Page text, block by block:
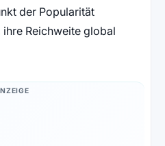
der Popularität
Reichweite global